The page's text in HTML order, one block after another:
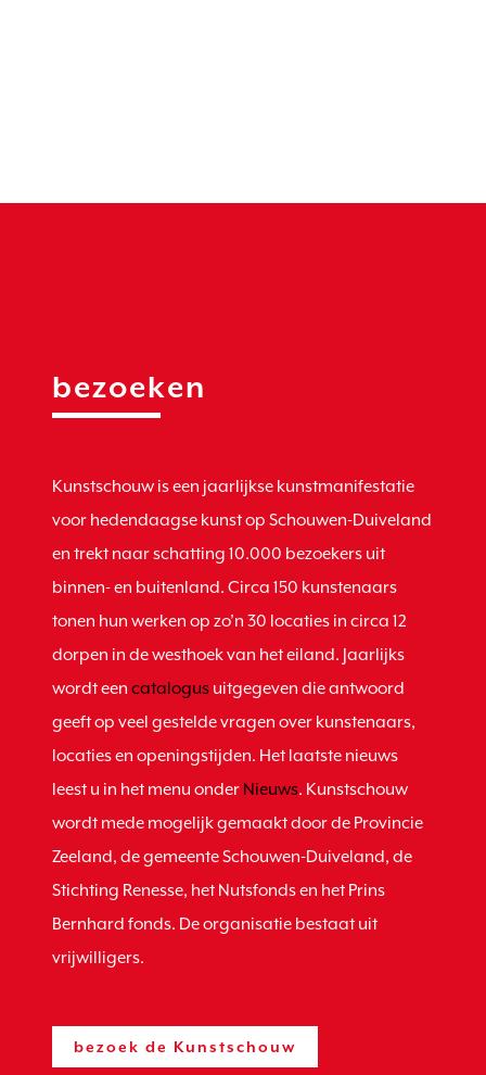
bezoeken
Kunstschouw is een jaarlijkse kunstmanifestatie
voor hedendaagse kunst op Schouwen-Duiveland
en trekt naar schatting 10.000 bezoekers uit
binnen- en buitenland. Circa 150 kunstenaars
tonen hun werken op zo’n 30 locaties in circa 12
dorpen in de westhoek van het eiland. Jaarlijks
wordt een catalogus uitgegeven die antwoord
geeft op veel gestelde vragen over kunstenaars,
locaties en openingstijden. Het laatste nieuws
leest u in het menu onder Nieuws. Kunstschouw
wordt mede mogelijk gemaakt door de Provincie
Zeeland, de gemeente Schouwen-Duiveland, de
Stichting Renesse, het Nutsfonds en het Prins
Bernhard fonds. De organisatie bestaat uit
vrijwilligers.
bezoek de Kunstschouw